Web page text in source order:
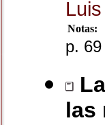
Notas:
p. 69
las